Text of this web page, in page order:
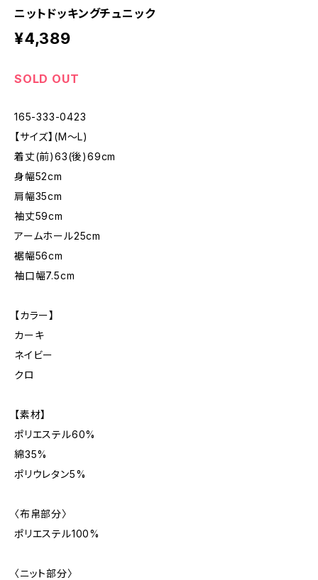
ニットドッキングチュニック
¥4,389
SOLD OUT
165-333-0423
【サイズ】(M〜L)
着丈(前)63(後)69cm
身幅52cm
肩幅35cm
袖丈59cm
アームホール25cm
裾幅56cm
袖口幅7.5cm
【カラー】
カーキ
ネイビー
クロ
【素材】
ポリエステル60%
綿35%
ポリウレタン5%
〈布帛部分〉
ポリエステル100%
〈ニット部分〉